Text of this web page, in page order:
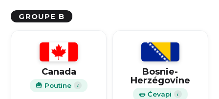
GROUPE B
Canada
🍟 Poutine i
Bosnie-
Herzégovine
🌭 Ćevapi i